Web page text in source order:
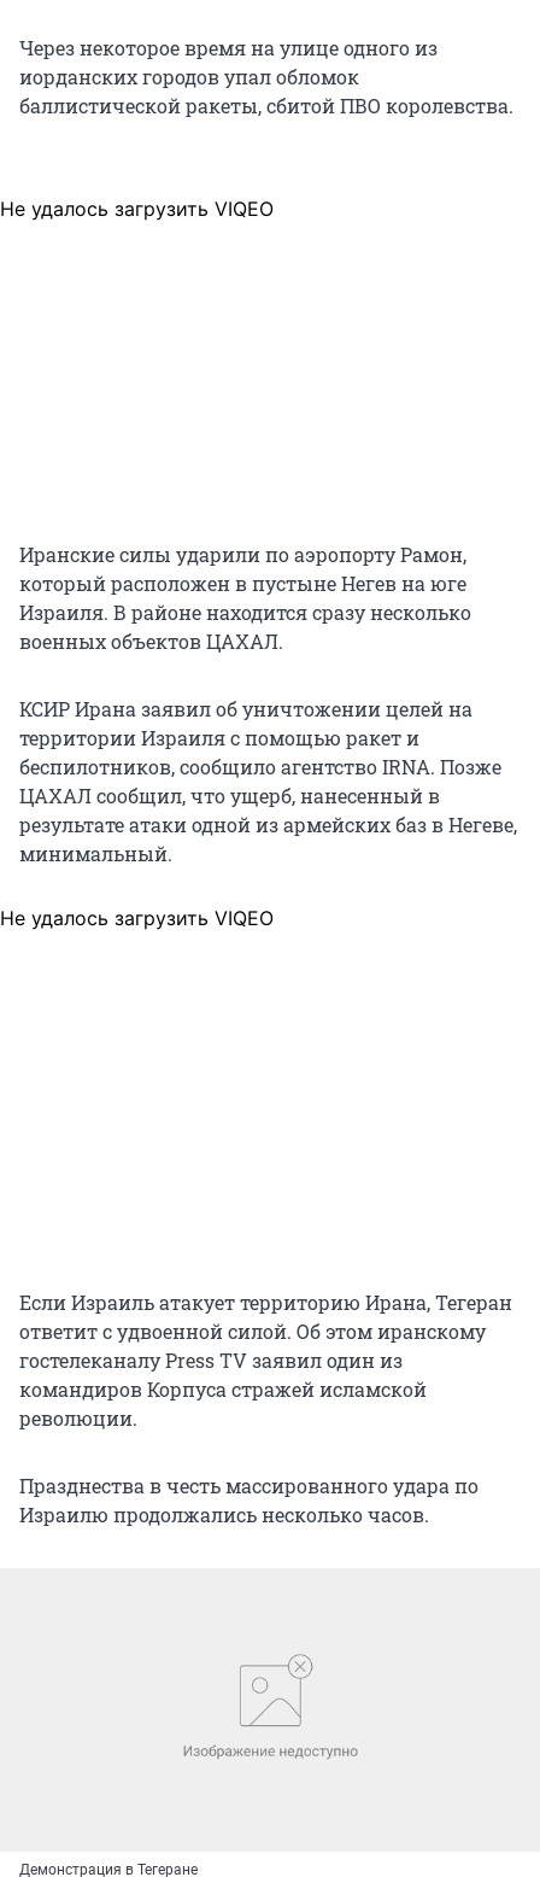
Через некоторое время на улице одного из
иорданских городов упал обломок
баллистической ракеты, сбитой ПВО королевства.
Не удалось загрузить VIQEO
Иранские силы ударили по аэропорту Рамон,
который расположен в пустыне Негев на юге
Израиля. В районе находится сразу несколько
военных объектов ЦАХАЛ.
КСИР Ирана заявил об уничтожении целей на
территории Израиля с помощью ракет и
беспилотников, сообщило агентство IRNA. Позже
ЦАХАЛ сообщил, что ущерб, нанесенный в
результате атаки одной из армейских баз в Негеве,
минимальный.
Не удалось загрузить VIQEO
Если Израиль атакует территорию Ирана, Тегеран
ответит с удвоенной силой. Об этом иранскому
гостелеканалу Press TV заявил один из
командиров Корпуса стражей исламской
революции.
Празднества в честь массированного удара по
Израилю продолжались несколько часов.
Демонстрация в Тегеране